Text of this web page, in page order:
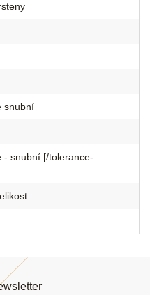
snubní
- snubní [/tolerance-